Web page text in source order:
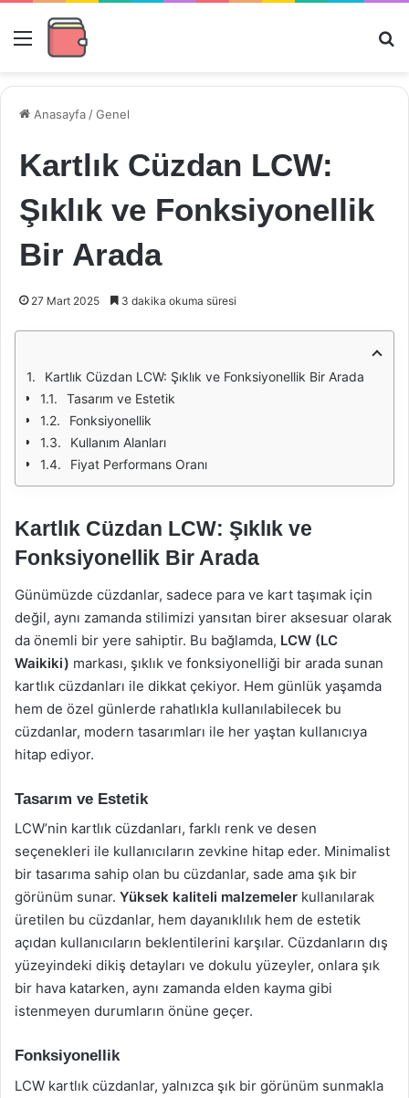
Menü
Anasayfa /Genel
Kartlık Cüzdan LCW:
Şıklık ve Fonksiyonellik
Bir Arada
27 Mart 2025 3 dakika okuma süresi
Kartlık Cüzdan LCW: Şıklık ve Fonksiyonellik Bir Arada
Tasarım ve Estetik
Fonksiyonellik
Kullanım Alanları
Fiyat Performans Oranı
Kartlık Cüzdan LCW: Şıklık ve
Fonksiyonellik Bir Arada
Günümüzde cüzdanlar, sadece para ve kart taşımak için
değil, aynı zamanda stilimizi yansıtan birer aksesuar olarak
da önemli bir yere sahiptir. Bu bağlamda, LCW (LC
Waikiki) markası, şıklık ve fonksiyonelliği bir arada sunan
kartlık cüzdanları ile dikkat çekiyor. Hem günlük yaşamda
hem de özel günlerde rahatlıkla kullanılabilecek bu
cüzdanlar, modern tasarımları ile her yaştan kullanıcıya
hitap ediyor.
Tasarım ve Estetik
LCW’nin kartlık cüzdanları, farklı renk ve desen
seçenekleri ile kullanıcıların zevkine hitap eder. Minimalist
bir tasarıma sahip olan bu cüzdanlar, sade ama şık bir
görünüm sunar. Yüksek kaliteli malzemeler kullanılarak
üretilen bu cüzdanlar, hem dayanıklılık hem de estetik
açıdan kullanıcıların beklentilerini karşılar. Cüzdanların dış
yüzeyindeki dikiş detayları ve dokulu yüzeyler, onlara şık
bir hava katarken, aynı zamanda elden kayma gibi
istenmeyen durumların önüne geçer.
Fonksiyonellik
LCW kartlık cüzdanlar, yalnızca şık bir görünüm sunmakla